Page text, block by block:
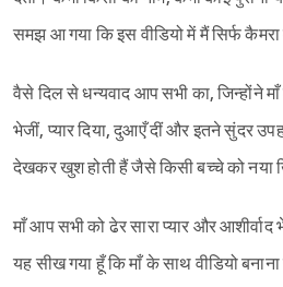
समझ आ गया कि इस वीडियो में मैं सिर्फ
वैसे दिल से धन्यवाद आप सभी का, जिन्होंने
भेजीं, प्यार दिया, दुआएँ दीं और इतने सुंदर
देखकर खुश होती हैं जैसे किसी बच्चे को नया
माँ आप सभी को ढेर सारा प्यार और
यह सीख गया हूँ कि माँ के साथ वीडियो बनाना